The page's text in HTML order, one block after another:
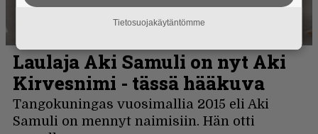
Tietosuojakäytäntömme